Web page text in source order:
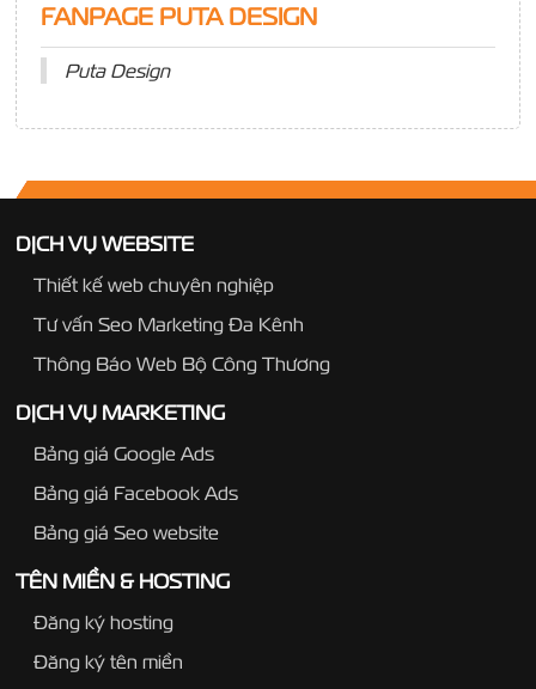
FANPAGE PUTA DESIGN
Puta Design
DỊCH VỤ WEBSITE
Thiết kế web chuyên nghiệp
Tư vấn Seo Marketing Đa Kênh
Thông Báo Web Bộ Công Thương
DỊCH VỤ MARKETING
Bảng giá Google Ads
Bảng giá Facebook Ads
Bảng giá Seo website
TÊN MIỀN & HOSTING
Đăng ký hosting
Đăng ký tên miền